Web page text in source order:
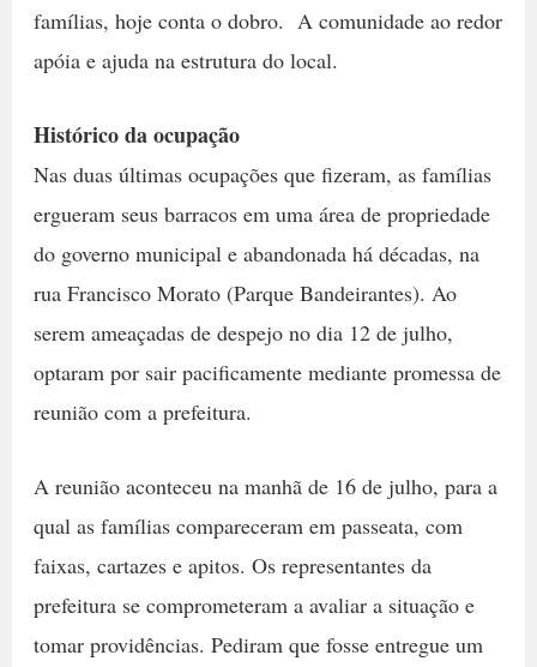
famílias, hoje conta o dobro. A comunidade ao redor
apóia e ajuda na estrutura do local.
Histórico da ocupação
Nas duas últimas ocupações que fizeram, as famílias
ergueram seus barracos em uma área de propriedade
do governo municipal e abandonada há décadas, na
rua Francisco Morato (Parque Bandeirantes). Ao
serem ameaçadas de despejo no dia 12 de julho,
optaram por sair pacificamente mediante promessa de
reunião com a prefeitura.
A reunião aconteceu na manhã de 16 de julho, para a
qual as famílias compareceram em passeata, com
faixas, cartazes e apitos. Os representantes da
prefeitura se comprometeram a avaliar a situação e
tomar providências. Pediram que fosse entregue um